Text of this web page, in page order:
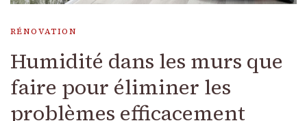
RÉNOVATION
Humidité dans les murs que
faire pour éliminer les
problèmes efficacement